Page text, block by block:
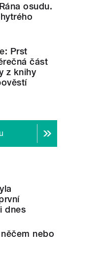
osudu.
Prst
část
z knihy
dnes
nebo